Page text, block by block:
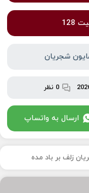
شجریان
0 نظر
ارسال به واتساپ
زلف بر باد مده